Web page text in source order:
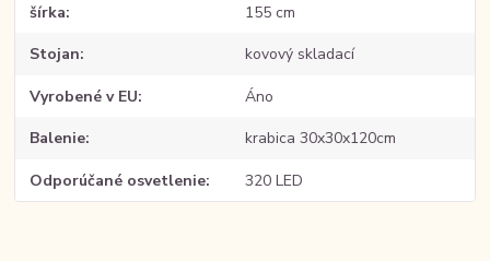
šírka 155 cm
Stojan kovový skladací
Vyrobené v EU Áno
Balenie krabica 30x30x120cm
Odporúčané osvetlenie 320 LED